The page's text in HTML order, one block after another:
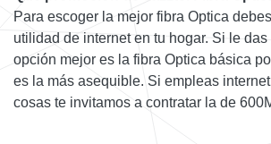
Para escoger la mejor fibra Optica
utilidad de internet en tu hogar. Si le
opción mejor es la fibra Optica básica
es la más asequible. Si empleas
cosas te invitamos a contratar la de